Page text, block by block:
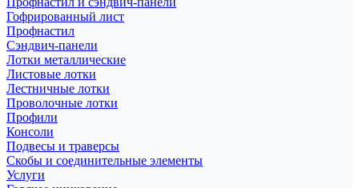
Гофрированный лист
Профнастил
Сэндвич-панели
Лотки металлические
Листовые лотки
Лестничные лотки
Проволочные лотки
Профили
Консоли
Подвесы и траверсы
Скобы и соединительные элементы
Услуги